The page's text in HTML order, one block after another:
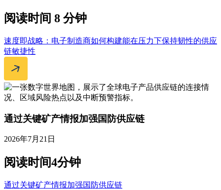
阅读时间 8 分钟
速度即战略：电子制造商如何构建能在压力下保持韧性的供应
链敏捷性
通过关键矿产情报加强国防供应链
2026年7月21日
阅读时间4分钟
通过关键矿产情报加强国防供应链